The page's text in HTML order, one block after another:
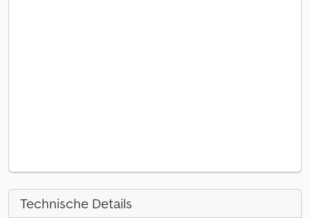
Technische Details